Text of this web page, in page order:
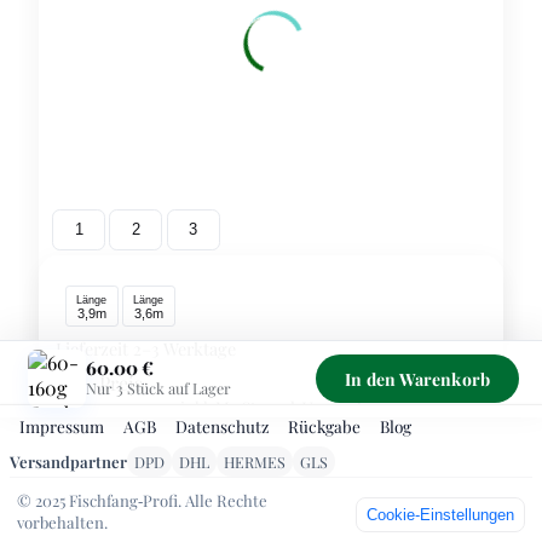
1 2 3
Länge
3,9m
Länge
3,6m
Lieferzeit 2–3 Werktage
Preis 60.00 €
inkl. MwSt., zzgl. Versand
Sichere Zahlung über PayPal – Kreditkarte/SEPA ohne
PayPal‑Konto möglich. Kostenloser Versand ab 99 €
- 1 +
60.00 €
Nur 3 Stück auf Lager In den Warenkorb
Impressum AGB Datenschutz Rückgabe Blog
Versandpartner DPD DHL HERMES
GLS
© 2025 Fischfang‑Profi. Alle Rechte
vorbehalten.
Cookie‑Einstellungen